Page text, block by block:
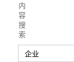
内
容
搜
索